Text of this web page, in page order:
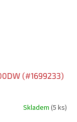
(#1699233)
Skladem (5 ks)